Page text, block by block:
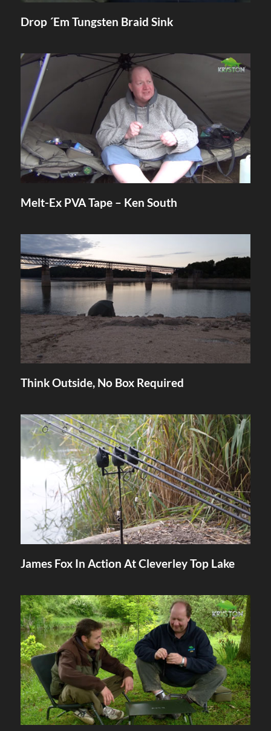
Drop ´Em Tungsten Braid Sink
Melt-Ex PVA Tape – Ken South
Think Outside, No Box Required
James Fox In Action At Cleverley Top Lake